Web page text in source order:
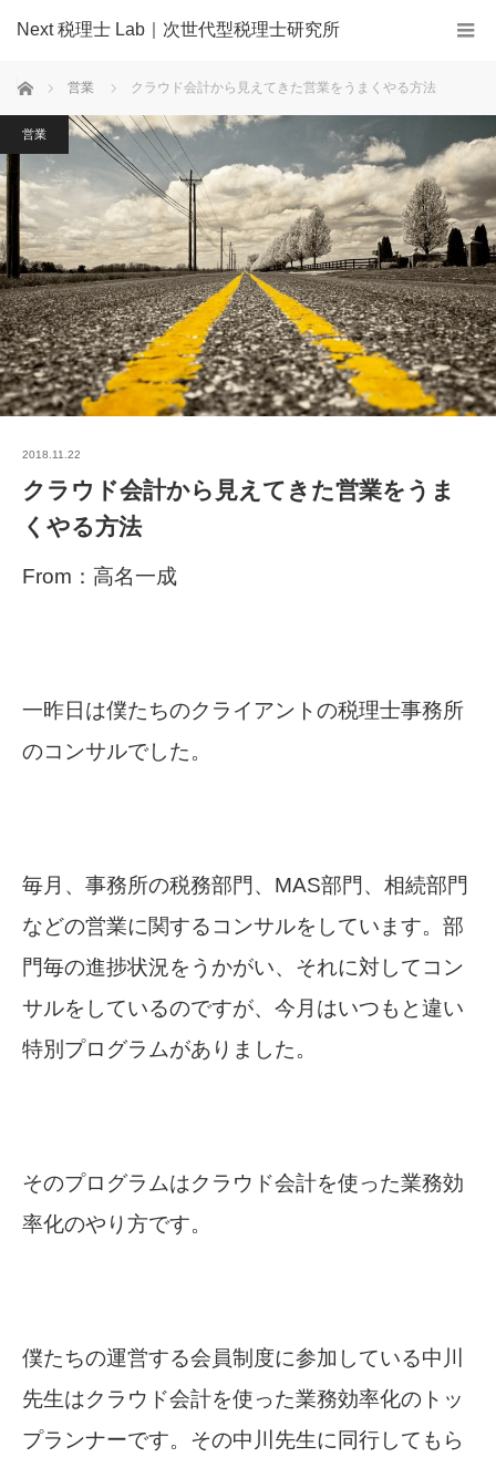
Next 税理士 Lab｜次世代型税理士研究所
ホーム 営業 クラウド会計から見えてきた営業をうまくやる方法
営業
2018.11.22
クラウド会計から見えてきた営業をうま
くやる方法
From：高名一成
一昨日は僕たちのクライアントの税理士事務所
のコンサルでした。
毎月、事務所の税務部門、MAS部門、相続部門
などの営業に関するコンサルをしています。部
門毎の進捗状況をうかがい、それに対してコン
サルをしているのですが、今月はいつもと違い
特別プログラムがありました。
そのプログラムはクラウド会計を使った業務効
率化のやり方です。
僕たちの運営する会員制度に参加している中川
先生はクラウド会計を使った業務効率化のトッ
プランナーです。その中川先生に同行してもら